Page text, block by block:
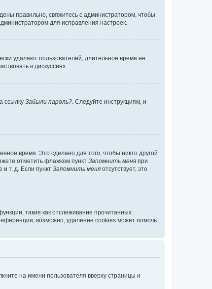
правильно, свяжитесь с администратором, чтобы
для исправления настроек.
удаляют пользователей, длительное время не
в дискуссиях.
ссылку Забыли пароль? . Следуйте инструкциям, и
время. Это сделано для того, чтобы никто другой
отметить флажком пункт Запомнить меня при
т. д. Если пункт Запомнить меня отсутствует, это
такие как отслеживание прочитанных
возможно, удаление cookies может помочь.
на имени пользователя вверху страницы и